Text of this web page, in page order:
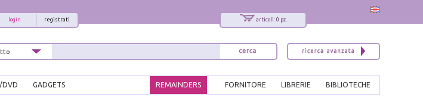
articoli: 0 pz.
registrati
login
DVD GADGETS BIBLIOTECHE
LIBRERIE
FORNITORE
REMAINDERS